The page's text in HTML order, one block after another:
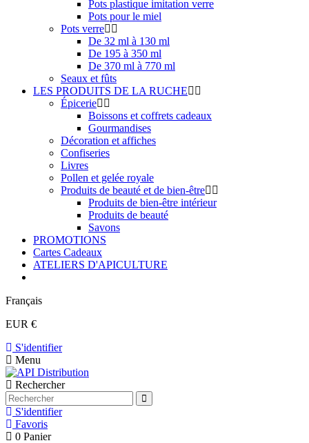
Pots plastique imitation verre
Pots pour le miel
Pots verre
De 32 ml à 130 ml
De 195 à 350 ml
De 370 ml à 770 ml
Seaux et fûts
LES PRODUITS DE LA RUCHE
Épicerie
Boissons et coffrets cadeaux
Gourmandises
Décoration et affiches
Confiseries
Livres
Pollen et gelée royale
Produits de beauté et de bien-être
Produits de bien-être intérieur
Produits de beauté
Savons
PROMOTIONS
Cartes Cadeaux
ATELIERS D'APICULTURE
Français
EUR €
S'identifier
Menu
Rechercher
S'identifier
Favoris
0 Panier